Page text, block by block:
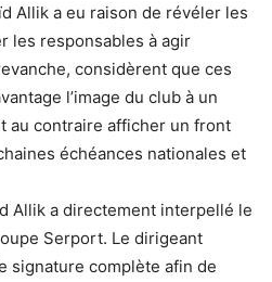
Allik a eu raison de révéler les
les responsables à agir
considèrent que ces
l’image du club à un
au contraire afficher un front
échéances nationales et
Allik a directement interpellé le
Serport. Le dirigeant
signature complète afin de